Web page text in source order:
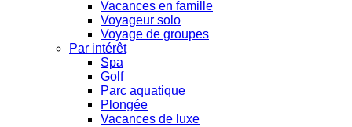
Vacances en famille
Voyageur solo
Voyage de groupes
Par intérêt
Spa
Golf
Parc aquatique
Plongée
Vacances de luxe